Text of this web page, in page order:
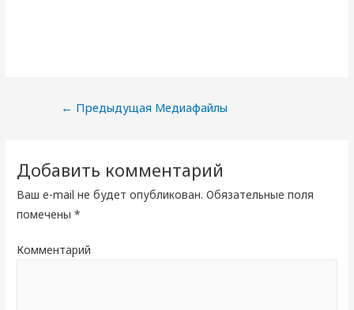
Навигация
записям
← Предыдущая Медиафайлы
Добавить комментарий
Ваш e-mail не будет опубликован. Обязательные поля
помечены*
Комментарий